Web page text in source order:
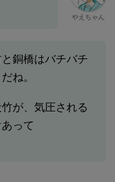
やえちゃん
銅橋はバチバチ
ね。
が、気圧される
って